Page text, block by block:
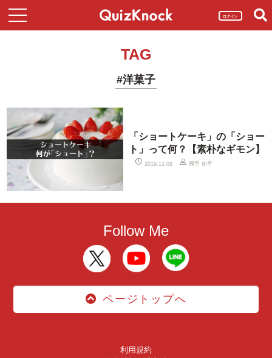
ログイン
TAG
#洋菓子
「ショートケーキ」の「ショー
ト」って何？【素朴なギモン】
2019.12.08 縄手 佑平
Follow Me
ページトップへ
利用規約